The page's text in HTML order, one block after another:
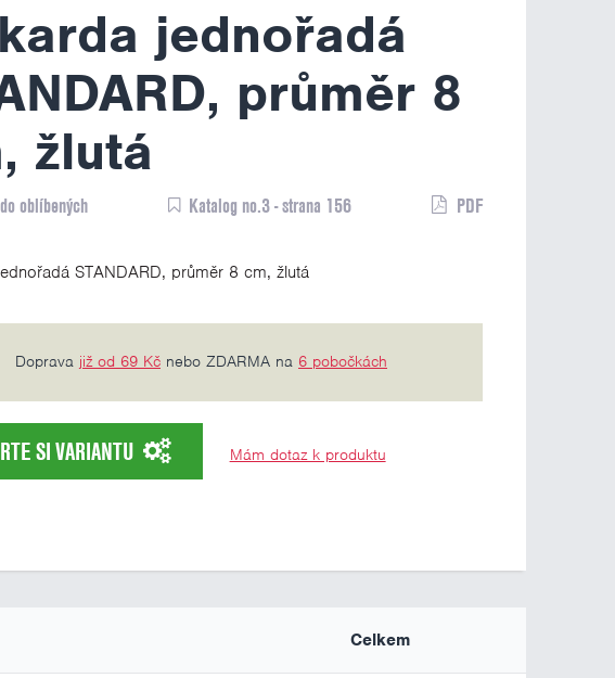
jednořadá
průměr 8
žlutá
oblíbených Katalog no.3 - strana 156 PDF
STANDARD, průměr 8 cm, žlutá
Doprava již od 69 Kč nebo ZDARMA na 6 pobočkách
SI VARIANTU Mám dotaz k produktu
Celkem